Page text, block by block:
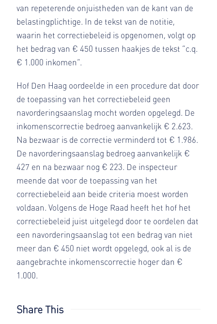
van repeterende onjuistheden van de kant van de
belastingplichtige. In de tekst van de notitie,
waarin het correctiebeleid is opgenomen, volgt op
het bedrag van € 450 tussen haakjes de tekst “c.q.
€ 1.000 inkomen”.
Hof Den Haag oordeelde in een procedure dat door
de toepassing van het correctiebeleid geen
navorderingsaanslag mocht worden opgelegd. De
inkomenscorrectie bedroeg aanvankelijk € 2.623.
Na bezwaar is de correctie verminderd tot € 1.986.
De navorderingsaanslag bedroeg aanvankelijk €
427 en na bezwaar nog € 223. De inspecteur
meende dat voor de toepassing van het
correctiebeleid aan beide criteria moest worden
voldaan. Volgens de Hoge Raad heeft het hof het
correctiebeleid juist uitgelegd door te oordelen dat
een navorderingsaanslag tot een bedrag van niet
meer dan € 450 niet wordt opgelegd, ook al is de
aangebrachte inkomenscorrectie hoger dan €
1.000.
Share This